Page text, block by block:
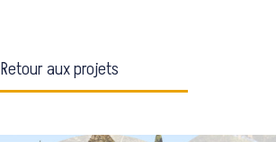
Retour aux projets